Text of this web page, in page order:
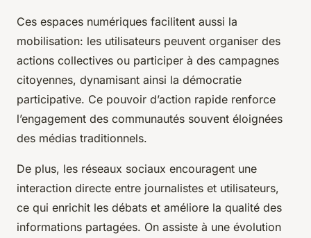
Ces espaces numériques facilitent aussi la
mobilisation: les utilisateurs peuvent organiser des
actions collectives ou participer à des campagnes
citoyennes, dynamisant ainsi la démocratie
participative. Ce pouvoir d’action rapide renforce
l’engagement des communautés souvent éloignées
des médias traditionnels.
De plus, les réseaux sociaux encouragent une
interaction directe entre journalistes et utilisateurs,
ce qui enrichit les débats et améliore la qualité des
informations partagées. On assiste à une évolution